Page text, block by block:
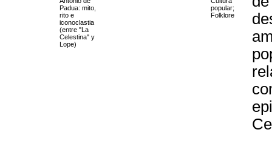
Padua: mito,
rito e
iconoclastia
(entre "La
Celestina" y
Lope)
popular;
Folklore